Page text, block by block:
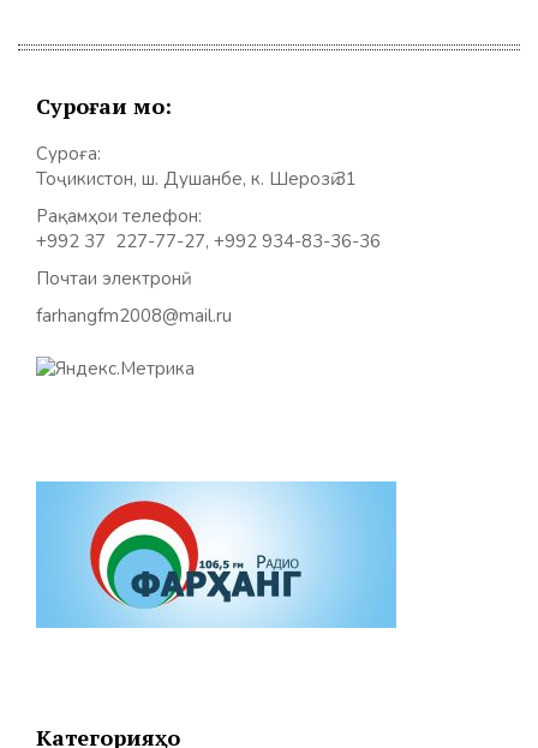
Суроғаи мо:
Суроға:
Тоҷикистон, ш. Душанбе, к. Шерозӣ 31
Рақамҳои телефон:
+992 37 227-77-27, +992 934-83-36-36
Почтаи электронӣ:
farhangfm2008@mail.ru
Категорияҳо